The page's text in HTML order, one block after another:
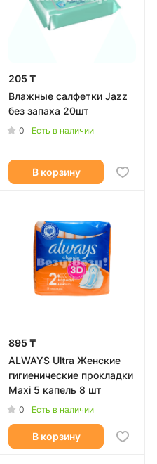
205 ₸
Влажные салфетки Jazz
без запаха 20шт
0 Есть в наличии
В корзину
895 ₸
ALWAYS Ultra Женские
гигиенические прокладки
Maxi 5 капель 8 шт
0 Есть в наличии
В корзину